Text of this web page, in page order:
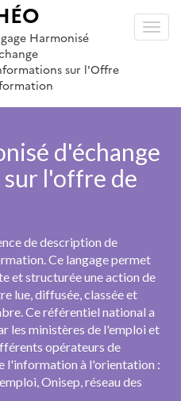
Harmonisé
sur l'Offre
d'échange
l'offre de
de description de
Ce langage permet
et structurée une action de
lue, diffusée, classée et
Ce référentiel national a
les ministères de l'emploi et
opérateurs de
l'information à l'orientation :
Onisep, réseau des